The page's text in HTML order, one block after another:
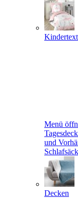
Menü
und
Decken